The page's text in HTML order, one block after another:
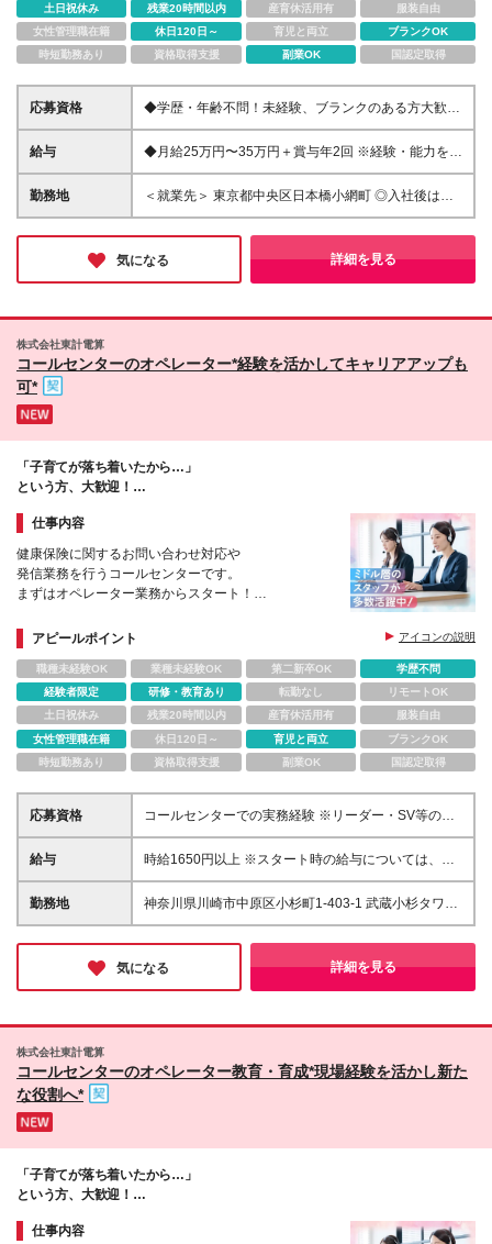
土日祝休み
残業20時間以内 産育休活用有
服装自由
女性管理職在籍
休日120日～ 育児と両立
ブランクOK
時短勤務あり
資格取得支援 副業OK 国認定取得
応募資格
◆学歴・年齢不問！未経験、ブランクのある方大歓
迎！ ◆PCで簡単な文字入力ができる方 ＼1つでも当
てはまれば大歓迎！／ □年齢・ブランクを気にせず正
挑戦したい □残業なしで、体力的に無理なく定年まで
長く働きたい
給与
◆月給25万円〜35万円＋賞与年2回 ※経験・能力を考
慮の上、決定いたします。 ※残業代は別途全額支給い
たします。 ※試用期間3ヶ月（期間中の条件に差異な
理」「新人教育」などの経験をお持ちの方は より高
い金額からのスタートも可能です！
勤務地
＜就業先＞ 東京都中央区日本橋小網町 ◎入社後は当
社が業務を請け負っている就業先での勤務となりま
す。 ＜本社＞ 東京都豊島区南大塚2丁目22番5号
※(変更の範囲)上記を除く当社関連勤務地
気になる 詳細を見る
株式会社東計電算
コールセンターのオペレーター*経験を活かしてキャリアアップも
可*
「子育てが落ち着いたから…」
という方、大歓迎！
仕事内容
健康保険に関するお問い合わせ対応や
発信業務を行うコールセンターです。
まずはオペレーター業務からスタート！
オペレーターをまとめる業務や管理業務をお任せしま
す。
アピールポイント アイコンの説明
職種未経験OK 業種未経験OK 第二新卒OK
学歴不問
経験者限定
研修・教育あり 転勤なし
リモートOK
土日祝休み
残業20時間以内 産育休活用有
服装自由
女性管理職在籍
休日120日～ 育児と両立
ブランクOK
時短勤務あり
資格取得支援 副業OK 国認定取得
応募資格
コールセンターでの実務経験 ※リーダー・SV等の管
理業務経験をお持ちの方は歓迎します。
給与
時給1650円以上 ※スタート時の給与については、面
接時にご案内いたします。
勤務地
神奈川県川崎市中原区小杉町1-403-1 武蔵小杉タワー
プレイス5階
気になる 詳細を見る
株式会社東計電算
コールセンターのオペレーター教育・育成*現場経験を活かし新た
な役割へ*
「子育てが落ち着いたから…」
という方、大歓迎！
仕事内容